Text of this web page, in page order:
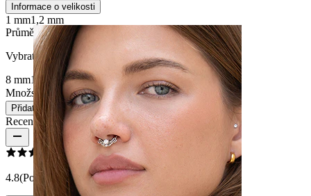
Pupík
Informace o velikosti
1 mm1,2 mm
Průměr :
Vybrat Průměr
8 mm10 mm
Množství: 1
Změnit
Přidat do košíku
Recenze produktu
4.8(Počet recenzí: 10)